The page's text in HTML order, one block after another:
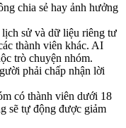
chia sẻ hay ảnh hưởng
lịch sử và dữ liệu riêng tư
thành viên khác. AI
trò chuyện nhóm.
phải chấp nhận lời
có thành viên dưới 18
sẽ tự động được giảm